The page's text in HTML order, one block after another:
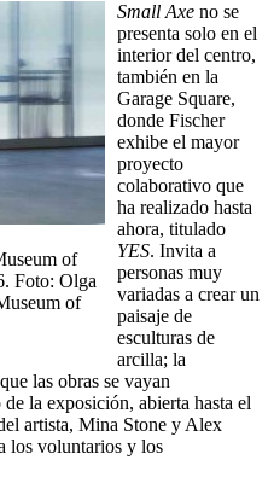
of
Foto: Olga
of
Small Axe no se
presenta solo en el
interior del centro,
también en la
Garage Square,
donde Fischer
exhibe el mayor
proyecto
colaborativo que
ha realizado hasta
ahora, titulado
YES. Invita a
personas muy
variadas a crear un
paisaje de
esculturas de
arcilla; la
las obras se vayan
la exposición, abierta hasta el
artista, Mina Stone y Alex
los voluntarios y los